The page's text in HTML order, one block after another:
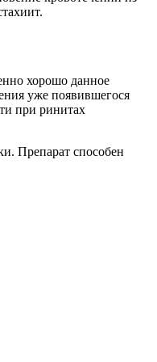
хорошо данное
уже появившегося
при ринитах
Препарат способен